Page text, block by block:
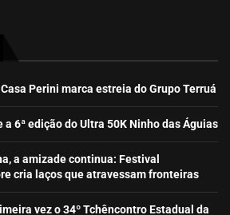
Perini marca estreia do Grupo Terruá
6ª edição do Ultra 50K Ninho das Águias
a amizade continua: Festival
cria laços que atravessam fronteiras
vez o 34º Tchêncontro Estadual da